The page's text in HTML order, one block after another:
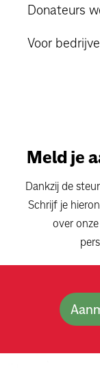
Donateurs
Voor
Meld je
Dankzij de
Schrijf je
over